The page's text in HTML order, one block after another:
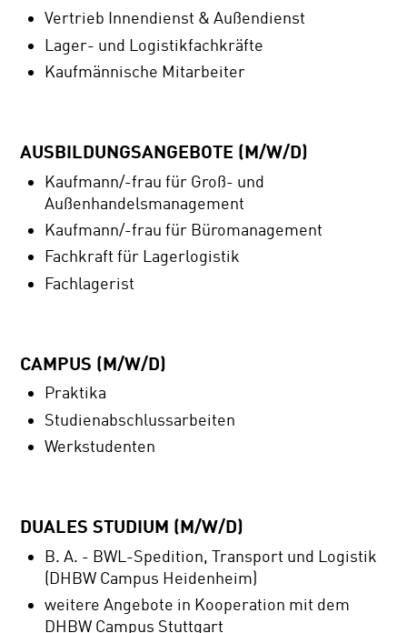
Vertrieb Innendienst & Außendienst
Lager- und Logistikfachkräfte
Kaufmännische Mitarbeiter
AUSBILDUNGSANGEBOTE (M/W/D)
Kaufmann/-frau für Groß- und
Außenhandelsmanagement
Kaufmann/-frau für Büromanagement
Fachkraft für Lagerlogistik
Fachlagerist
CAMPUS (M/W/D)
Praktika
Studienabschlussarbeiten
Werkstudenten
DUALES STUDIUM (M/W/D)
B. A. - BWL-Spedition, Transport und Logistik
(DHBW Campus Heidenheim)
weitere Angebote in Kooperation mit dem
DHBW Campus Stuttgart